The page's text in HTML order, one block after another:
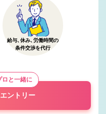
給与、休み、労働時間の
条件交渉を代行
ロと一緒に
ントリー